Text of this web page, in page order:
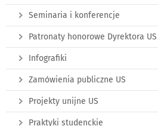
Seminaria i konferencje
Patronaty honorowe Dyrektora US
Infografiki
Zamówienia publiczne US
Projekty unijne US
Praktyki studenckie